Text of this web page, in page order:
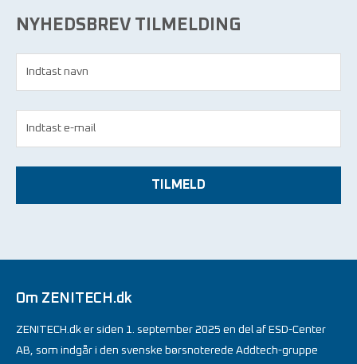
NYHEDSBREV TILMELDING
TILMELD
Om ZENITECH.dk
ZENITECH.dk er siden 1. september 2025 en del af ESD-Center
AB, som indgår i den svenske børsnoterede Addtech-gruppe